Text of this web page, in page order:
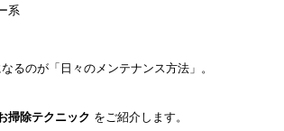
系
るのが「日々のメンテナンス方法」。
掃除テクニック をご紹介します。